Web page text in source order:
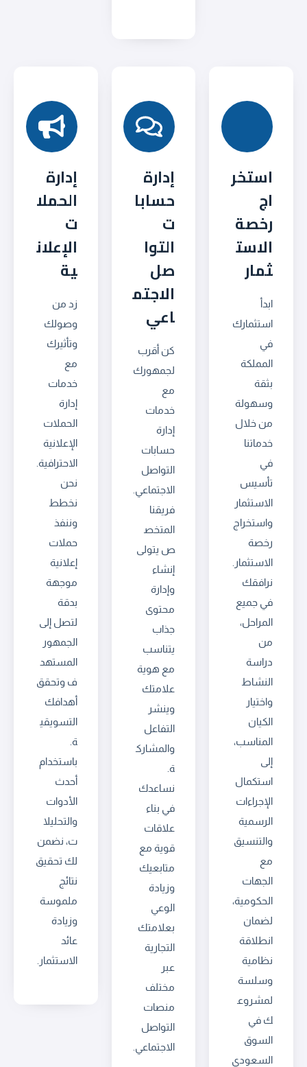
استخر
اج
رخصة
الاست
ثمار
ابدأ
استثمارك
في
المملكة
بثقة
وسهولة
من خلال
خدماتنا
في
تأسيس
الاستثمار
واستخراج
رخصة
الاستثمار.
نرافقك
في جميع
المراحل،
من
دراسة
النشاط
واختيار
الكيان
المناسب،
إلى
استكمال
الإجراءات
الرسمية
والتنسيق
مع
الجهات
الحكومية،
لضمان
انطلاقة
نظامية
وسلسة
لمشروع
ك في
السوق
السعودي
إدارة
حسابا
ت
التوا
صل
الاجتم
اعي
كن أقرب
لجمهورك
مع
خدمات
إدارة
حسابات
التواصل
الاجتماعي.
فريقنا
المتخص
ص يتولى
إنشاء
وإدارة
محتوى
جذاب
يتناسب
مع هوية
علامتك
وينشر
التفاعل
والمشارك
ة.
نساعدك
في بناء
علاقات
قوية مع
متابعيك
وزيادة
الوعي
بعلامتك
التجارية
عبر
مختلف
منصات
التواصل
الاجتماعي.
إدارة
الحملا
ت
الإعلان
ية
زد من
وصولك
وتأثيرك
مع
خدمات
إدارة
الحملات
الإعلانية
الاحترافية.
نحن
نخطط
وننفذ
حملات
إعلانية
موجهة
بدقة
لتصل إلى
الجمهور
المستهد
ف وتحقق
أهدافك
التسويقي
ة.
باستخدام
أحدث
الأدوات
والتحليلا
ت، نضمن
لك تحقيق
نتائج
ملموسة
وزيادة
عائد
الاستثمار.